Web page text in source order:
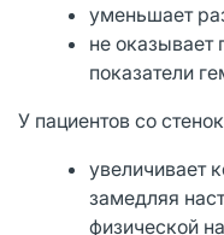
уменьшает
не оказывает
показатели
У пациентов со
увеличивает
замедляя
физической